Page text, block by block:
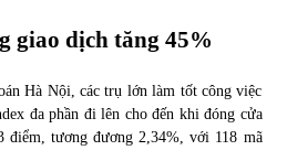
giao dịch tăng 45%
Hà Nội, các trụ lớn làm tốt công việc
đa phần đi lên cho đến khi đóng cửa
điểm, tương đương 2,34%, với 118 mã